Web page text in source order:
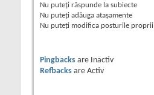
Nu puteţi răspunde la subiecte
Nu puteţi adăuga ataşamente
Nu puteţi modifica posturile proprii
Pingbacks are
Inactiv
Refbacks are Activ